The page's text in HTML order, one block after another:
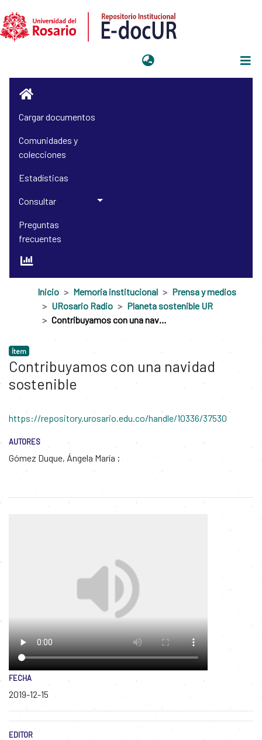
Cargar documentos
Comunidades y
colecciones
Estadísticas
Consultar
Preguntas
frecuentes
Inicio Memoria institucional
Prensa y medios
URosario Radio
Planeta sostenible UR
Contribuyamos con una navidad sostenible
Ítem
Contribuyamos con una navidad
sostenible
https://repository.urosario.edu.co/handle/10336/37530
AUTORES
Gómez Duque, Ángela María
FECHA
2019-12-15
EDITOR